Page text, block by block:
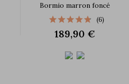
Bormio marron foncé
(6)
189,90 €